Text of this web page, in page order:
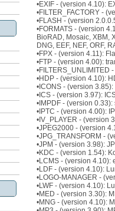
•EXIF - (version 4.10):
•FILTER_FACTORY -
•FLASH - (version
•FORMATS - (version
BioRAD, Mosaic, XBM,
DNG, EEF, NEF, ORF,
•FPX - (version 4.11):
•FTP - (version 4.00):
•FILTERS_UNLIMITED
•HDP - (version 4.10):
•ICONS - (version
•ICS - (version 3.97):
•IMPDF - (version
•IPTC - (version 4.00):
•IV_PLAYER - (version
•JPEG2000 - (version
•JPG_TRANSFORM -
•JPM - (version 3.98):
•KDC - (version 1.54):
•LCMS - (version 4.10):
•LDF - (version 4.10):
•LOGO-MANAGER -
•LWF - (version 4.10):
•MED - (version 3.30):
•MNG - (version 4.10):